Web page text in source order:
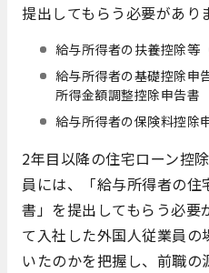
提出してもらう必要があり
給与所得者の扶養控除等
給与所得者の基礎控除申
所得金額調整控除申告書
給与所得者の保険料控除
2年目以降の住宅ローン控
員には、「給与所得者の
書」を提出してもらう必要
て入社した外国人従業員
いたのかを把握し、前職